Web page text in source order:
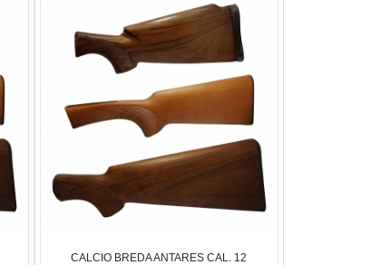
CALCIO BREDA ANTARES CAL. 12